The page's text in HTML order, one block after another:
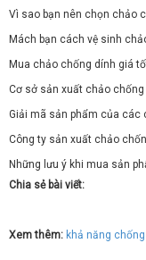
Vì sao bạn nên chọn chảo
Mách bạn cách vệ sinh
Mua chảo chống dính giá
Cơ sở sản xuất chảo
Giải mã sản phẩm của các
Công ty sản xuất chảo
Những lưu ý khi mua sản
Chia sẻ bài viết:
Xem thêm: khả năng